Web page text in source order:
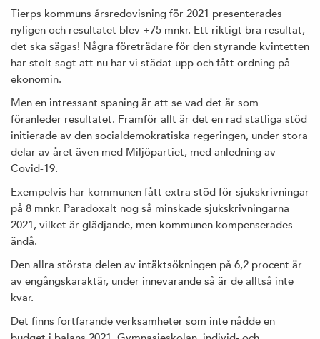
Tierps kommuns årsredovisning för 2021 presenterades
nyligen och resultatet blev +75 mnkr. Ett riktigt bra resultat,
det ska sägas! Några företrädare för den styrande kvintetten
har stolt sagt att nu har vi städat upp och fått ordning på
ekonomin.
Men en intressant spaning är att se vad det är som
föranleder resultatet. Framför allt är det en rad statliga stöd
initierade av den socialdemokratiska regeringen, under stora
delar av året även med Miljöpartiet, med anledning av
Covid-19.
Exempelvis har kommunen fått extra stöd för sjukskrivningar
på 8 mnkr. Paradoxalt nog så minskade sjukskrivningarna
2021, vilket är glädjande, men kommunen kompenserades
ändå.
Den allra största delen av intäktsökningen på 6,2 procent är
av engångskaraktär, under innevarande så är de alltså inte
kvar.
Det finns fortfarande verksamheter som inte nådde en